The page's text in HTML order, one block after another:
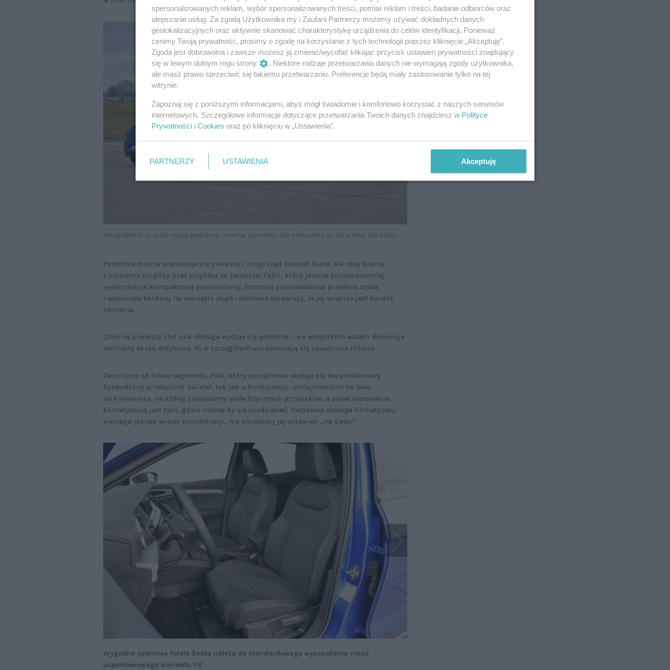
Podobnie dobrze prezentuje się pierwszy i drugi rząd siedzeń Seata. Ale obaj bracia
z koncernu mogliby brać przykład ze świeższej Fabii, która jeszcze konsekwentniej
wykorzystuje kompaktową powierzchnię. Stromiej poprowadzona przednia szyba
i wysunięte bardziej na zewnątrz słupki dachowe sprawiają, że jej wnętrze jest bardzo
obszerne.
Choć na pierwszy rzut oka obsługa wydaje się podobna – we wszystkich autach dominuje
centralny ekran dotykowy, to w szczegółach uwidaczniają się zasadnicze różnice.
Zacznijmy od lidera segmentu, Polo, który początkowo wydaje się bezproblemowy.
Sprawdzony przełącznik świateł, tak jak u konkurencji, umiejscowiono na lewo
od kierownicy, na której znajdziemy wiele fizycznych przycisków, a panel sterowania
klimatyzacją jest tam, gdzie można by się spodziewać. Dotykowa obsługa klimatyzacji
wymaga jednak więcej koncentracji, nie zmienimy jej ustawień „na ślepo”.
Wygodne sportowe fotele Seata należą do standardowego wyposażenia nieco
usportowiowego wariantu FR.
spersonalizowanych reklam, wybór spersonalizowanych treści, pomiar reklam i treści, badanie odbiorców oraz
ulepszanie usług. Za zgodą Użytkownika my i Zaufani Partnerzy możemy używać dokładnych danych
geolokalizacyjnych oraz aktywnie skanować charakterystykę urządzenia do celów identyfikacji. Ponieważ
cenimy Twoją prywatność, prosimy o zgodę na korzystanie z tych technologii poprzez kliknięcie „Akceptuję”.
Zgoda jest dobrowolna i zawsze możesz ją zmienić/wycofać klikając przycisk ustawień prywatności znajdujący
się w lewym dolnym rogu strony
. Niektóre rodzaje przetwarzania danych nie wymagają zgody użytkownika,
ale masz prawo sprzeciwić się takiemu przetwarzaniu. Preferencje będą miały zastosowanie tylko na tej
witrynie.
Zapoznaj się z poniższymi informacjami, abyś mógł świadomie i komfortowo korzystać z naszych serwisów
internetowych. Szczegółowe informacje dotyczące przetwarzania Twoich danych znajdziesz w Polityce
Prywatności i Cookies oraz po kliknięciu w „Ustawienia”.
PARTNERZY USTAWIENIA Akceptuję